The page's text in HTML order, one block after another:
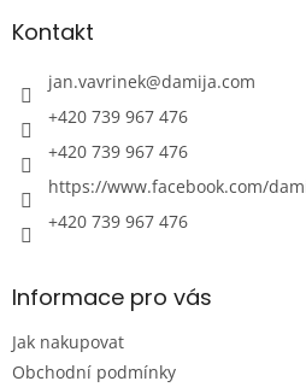
aKontakt
jan.vavrinek@damija.com
+420 739 967 476
+420 739 967 476
https://www.facebook.com/
+420 739 967 476
Informace pro vás
Jak nakupovat
Obchodní podmínky